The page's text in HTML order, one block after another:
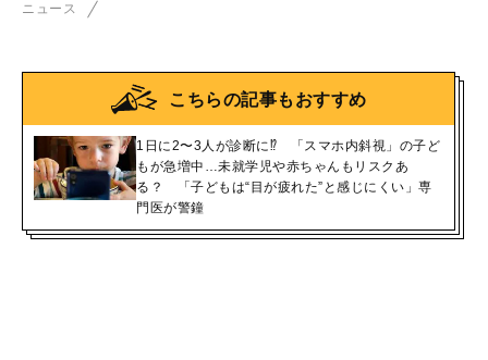
ニュース
こちらの記事もおすすめ
1日に2〜3人が診断に⁉︎ 「スマホ内斜視」の子ど
もが急増中…未就学児や赤ちゃんもリスクあ
る？ 「子どもは“目が疲れた”と感じにくい」専
門医が警鐘